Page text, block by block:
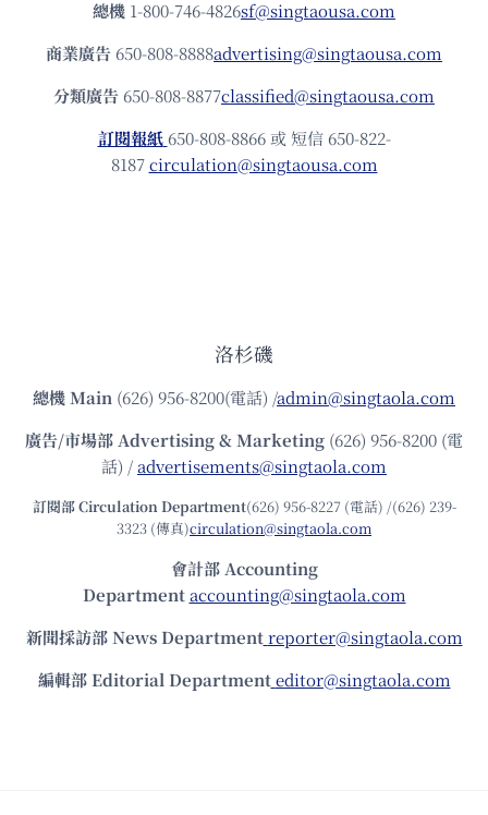
總機 1-800-746-4826sf@singtaousa.com
商業廣告 650-808-8888advertising@singtaousa.com
分類廣告 650-808-8877classified@singtaousa.com
訂閱報紙 650-808-8866 或 短信 650-822-
8187circulation@singtaousa.com
洛杉磯
總機Main (626) 956-8200(電話) /admin@singtaola.com
廣告/市場部Advertising & Marketing (626) 956-8200 (電
話) /advertisements@singtaola.com
訂閱部 Circulation Department(626) 956-8227 (電話) /(626) 239-
3323 (傳真)circulation@singtaola.com
會計部 Accounting
Department accounting@singtaola.com
新聞採訪部 News Department reporter@singtaola.com
編輯部 Editorial Department editor@singtaola.com